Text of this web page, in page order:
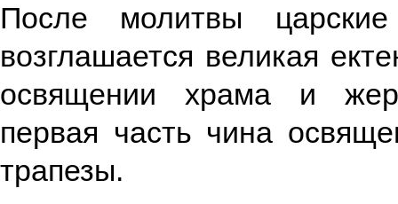
После молитвы
возглашается великая
освящении храма и
первая часть чина
трапезы.